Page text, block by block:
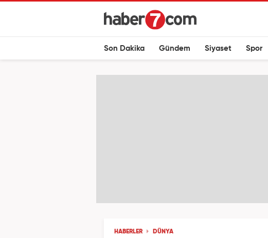
Son Dakika Gündem Siyaset Spor
HABERLER DÜNYA